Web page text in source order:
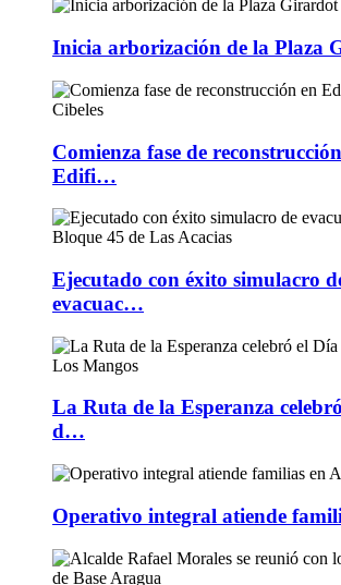
Inicia arborización de la Plaza
Comienza fase de
Edifi…
Ejecutado con éxito simulacro
evacuac…
La Ruta de la Esperanza
d…
Operativo integral atiende